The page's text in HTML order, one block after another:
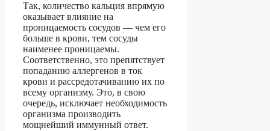
Так, количество кальция впрямую
оказывает влияние на
проницаемость сосудов — чем его
больше в крови, тем сосуды
наименее проницаемы.
Соответственно, это препятствует
попаданию аллергенов в ток
крови и рассредотачиванию их по
всему организму. Это, в свою
очередь, исключает необходимость
организма производить
мощнейший иммунный ответ.